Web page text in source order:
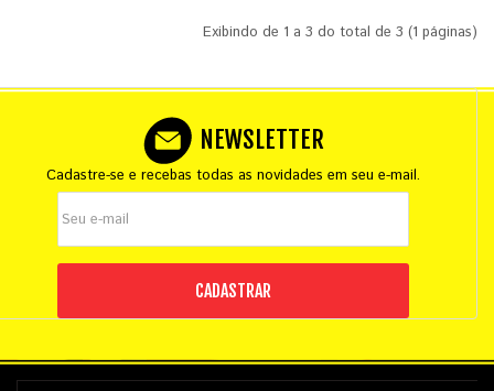
Exibindo de 1 a 3 do total de 3 (1 páginas)
NEWSLETTER
Cadastre-se e recebas todas as novidades em seu e-mail.
CADASTRAR